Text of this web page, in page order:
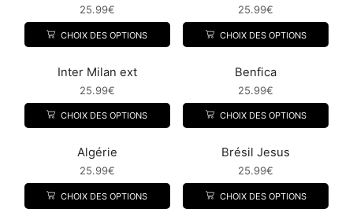
25.99€
CHOIX DES OPTIONS
25.99€
CHOIX DES OPTIONS
Inter Milan ext
25.99€
CHOIX DES OPTIONS
Benfica
25.99€
CHOIX DES OPTIONS
Algérie
25.99€
CHOIX DES OPTIONS
Brésil Jesus
25.99€
CHOIX DES OPTIONS